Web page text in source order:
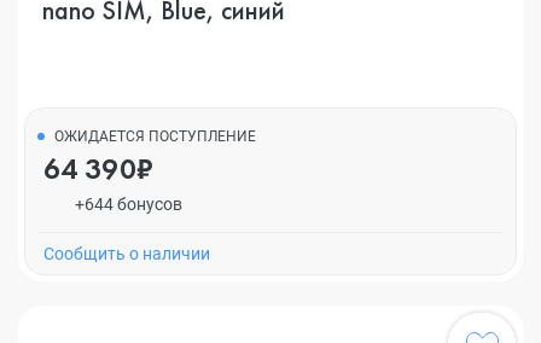
nano SIM, Blue, синий
ОЖИДАЕТСЯ ПОСТУПЛЕНИЕ
64 390₽
+644 бонусов
Cообщить о наличии